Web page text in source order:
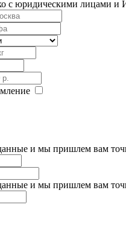
с юридическими лицами и
и мы пришлем вам
и мы пришлем вам